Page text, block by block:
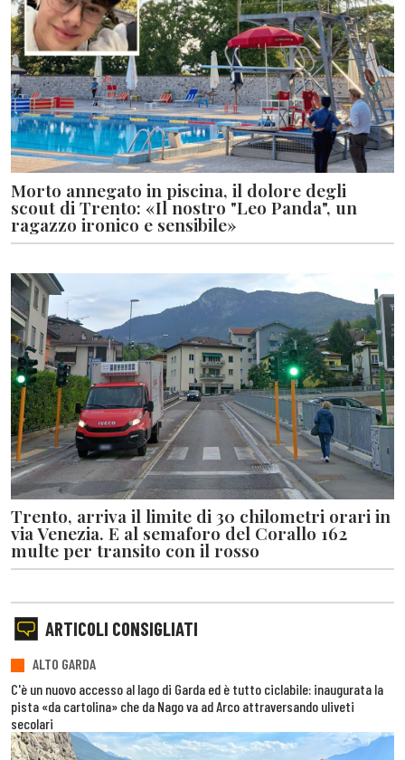
Morto annegato in piscina, il dolore degli
scout di Trento: «Il nostro "Leo Panda", un
ragazzo ironico e sensibile»
Trento, arriva il limite di 30 chilometri orari in
via Venezia. E al semaforo del Corallo 162
multe per transito con il rosso
ARTICOLI CONSIGLIATI
ALTO GARDA
C'è un nuovo accesso al lago di Garda ed è tutto ciclabile: inaugurata la
pista «da cartolina» che da Nago va ad Arco attraversando uliveti
secolari